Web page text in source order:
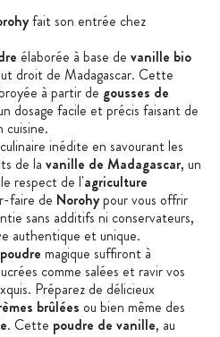
fait son entrée chez
élaborée à base de vanille bio
droit de Madagascar. Cette
à partir de gousses de
dosage facile et précis faisant de
.
culinaire inédite en savourant les
de la vanille de Madagascar, un
respect de l'agriculture
faire de Norohypour vous offrir
sans additifs ni conservateurs,
authentique et unique.
poudre magique suffiront à
comme salées et ravir vos
. Préparez de délicieux
brûlées ou bien même des
. Cette poudre de vanille, au